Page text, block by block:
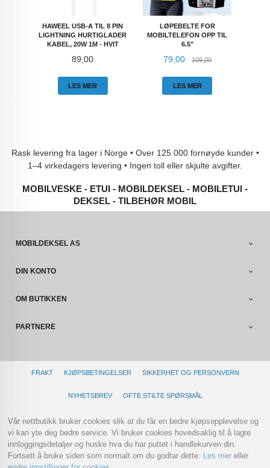
HAWEEL USB-A TIL 8 PIN
LIGHTNING HURTIGLADER
KABEL, 20W 1M - HVIT
Pris
89,00
LES MER
LØPEBELTE FOR
MOBILTELEFON OPP TIL
6.5"
Tilbud
79,00 109,00Rabatt
LES MER
Rask levering fra lager i Norge • Over 125 000 fornøyde kunder •
1–4 virkedagers levering • Ingen toll eller skjulte avgifter.
MOBILVESKE - ETUI - MOBILDEKSEL - MOBILETUI -
DEKSEL - TILBEHØR MOBIL
MOBILDEKSEL AS
DIN KONTO
OM BUTIKKEN
PARTNERE
FRAKT KJØPSBETINGELSER SIKKERHET OG PERSONVERN
NYHETSBREV OFTE STILTE SPØRSMÅL
Vår nettbutikk bruker cookies slik at du får en bedre kjøpsopplevelse og
vi kan yte deg bedre service. Vi bruker cookies hovedsaklig til å lagre
innloggingsdetaljer og huske hva du har puttet i handlekurven din.
Fortsett å bruke siden som normalt om du godtar dette. Les mer eller